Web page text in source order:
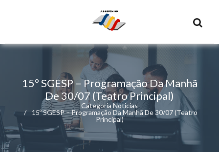
15º SGESP – Programação Da Manhã
De 30/07 (Teatro Principal)
Categoria Noticias
15º SGESP – Programação Da Manhã De 30/07 (Teatro
Principal)